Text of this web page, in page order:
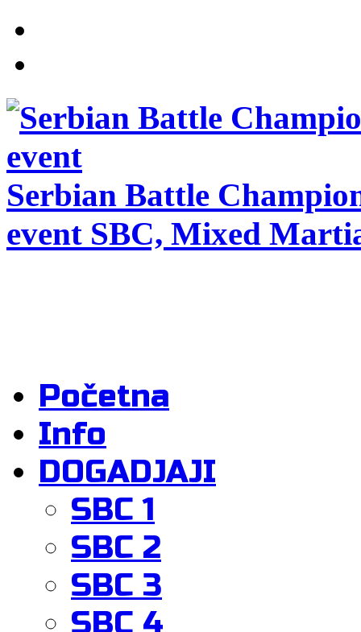
Serbian Battle
event SBC, Mixed
Početna
Info
DOGADJAJI
SBC 1
SBC 2
SBC 3
SBC 4